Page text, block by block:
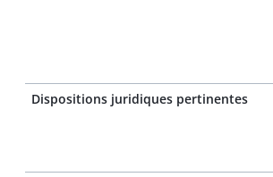
Dispositions juridiques pertinentes